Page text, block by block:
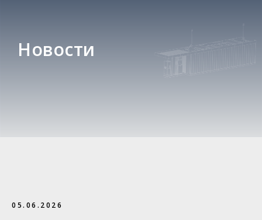
Новости
05.06.2026